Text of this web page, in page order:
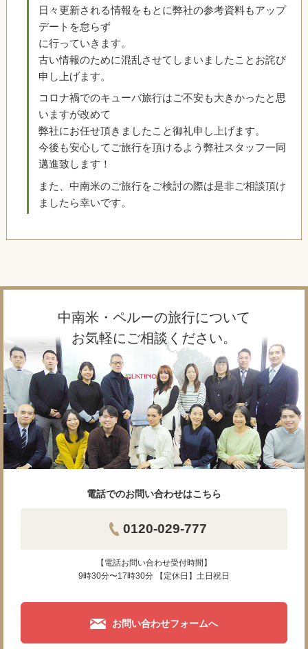
日々更新される情報をもとに弊社の参考資料もアップ
デートを怠らず
に行っていきます。
古い情報のために混乱させてしまいましたことお詫び
申し上げます。
コロナ禍でのキューバ旅行はご不安も大きかったと思
いますが改めて
弊社にお任せ頂きましたこと御礼申し上げます。
今後も安心してご旅行を頂けるよう弊社スタッフ一同
邁進致します！
また、中南米のご旅行をご検討の際は是非ご相談頂け
ましたら幸いです。
中南米・ペルーの旅行について
お気軽にご相談ください。
電話でのお問い合わせはこちら
0120-029-777
【電話お問い合わせ受付時間】
9時30分〜17時30分 【定休日】土日祝日
お問い合わせフォームへ